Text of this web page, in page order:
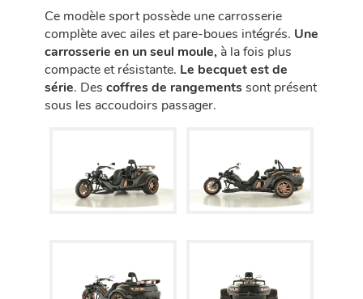
Ce modèle sport possède une carrosserie
complète avec ailes et pare-boues intégrés. Une
carrosserie en un seul moule, à la fois plus
compacte et résistante. Le becquet est de
série. Des coffres de rangementssont présent
sous les accoudoirs passager.